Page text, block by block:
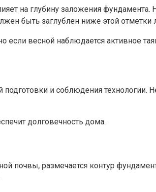
на глубину заложения
быть заглублен ниже этой отметки
весной наблюдается активное
и соблюдения
долговечность дома.
почвы, размечается контур